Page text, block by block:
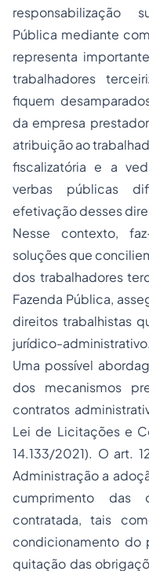
responsabilização
Pública mediante
representa
trabalhadores
fiquem
da empresa
atribuição ao
fiscalizatória e a
verbas públicas
efetivação desses
Nesse contexto,
soluções que
dos trabalhadores
Fazenda Pública,
direitos trabalhistas
jurídico-administrativo.
Uma possível
dos mecanismos
contratos
Lei de Licitações e
14.133/2021). O art.
Administração a
cumprimento das
contratada, tais
condicionamento do
quitação das